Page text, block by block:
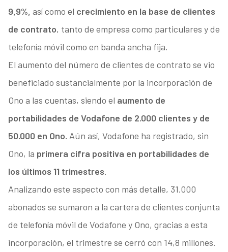
9,9%, así como el crecimiento en la base de clientes
de contrato, tanto de empresa como particulares y de
telefonía móvil como en banda ancha fija.
El aumento del número de clientes de contrato se vio
beneficiado sustancialmente por la incorporación de
Ono a las cuentas, siendo el aumento de
portabilidades de Vodafone de 2.000 clientes y de
50.000 en Ono. Aún así, Vodafone ha registrado, sin
Ono, la primera cifra positiva en portabilidades de
los últimos 11 trimestres.
Analizando este aspecto con más detalle, 31.000
abonados se sumaron a la cartera de clientes conjunta
de telefonía móvil de Vodafone y Ono, gracias a esta
incorporación, el trimestre se cerró con 14,8 millones.